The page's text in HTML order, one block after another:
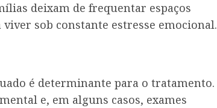
deixam de frequentar espaços
sob constante estresse emocional.
é determinante para o tratamento.
e, em alguns casos, exames